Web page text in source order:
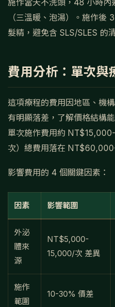
施作當天不洗頭，48 小時內
（三溫暖、泡湯）。施作後
髮精，避免含 SLS/SLES 的
費用分析：單次與
這項療程的費用因地區、機
有明顯落差，了解價格結構
單次施作費用約
次）總費用落在
影響費用的 4 個關鍵因素：
因素 影響範圍
外泌
體來
源
NT$5,000-
15,000/次 差異
施作
範圍
10-30% 價差